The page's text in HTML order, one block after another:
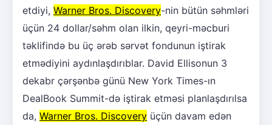
etdiyi, Warner Bros. Discovery-nin bütün səhmləri
üçün 24 dollar/səhm olan ilkin, qeyri-məcburi
təklifində bu üç ərəb sərvət fondunun iştirak
etmədiyini aydınlaşdırıblar. David Ellisonun 3
dekabr çərşənbə günü New York Times-ın
DealBook Summit-də iştirak etməsi planlaşdırılsa
da, Warner Bros. Discovery üçün davam edən